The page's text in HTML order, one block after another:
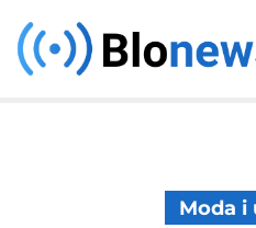
Skip
to
Moda i